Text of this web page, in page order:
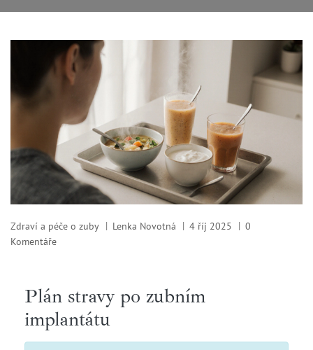
Zdraví a péče o zuby Lenka Novotná 4 říj 2025
0
Komentáře
Plán stravy po zubním
implantátu